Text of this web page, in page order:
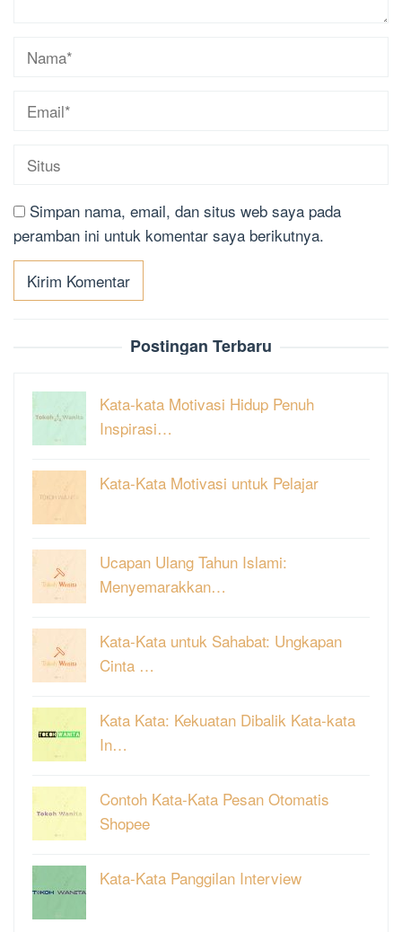
Simpan nama, email, dan situs web saya pada
peramban ini untuk komentar saya berikutnya.
Postingan Terbaru
Kata-kata Motivasi Hidup Penuh
Inspirasi…
Kata-Kata Motivasi untuk Pelajar
Ucapan Ulang Tahun Islami:
Menyemarakkan…
Kata-Kata untuk Sahabat: Ungkapan
Cinta …
Kata Kata: Kekuatan Dibalik Kata-kata
In…
Contoh Kata-Kata Pesan Otomatis
Shopee
Kata-Kata Panggilan Interview